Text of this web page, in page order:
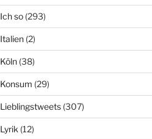
Ich so(293)
Italien(2)
Köln(38)
Konsum (29)
Lieblingstweets(307)
Lyrik (12)